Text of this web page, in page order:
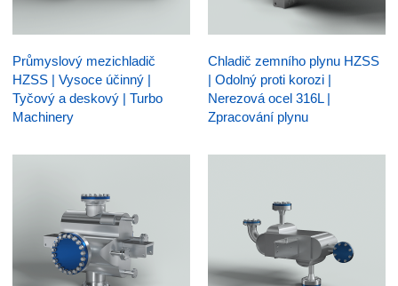
Průmyslový mezichladič
HZSS | Vysoce účinný |
Tyčový a deskový | Turbo
Machinery
Chladič zemního plynu HZSS
| Odolný proti korozi |
Nerezová ocel 316L |
Zpracování plynu